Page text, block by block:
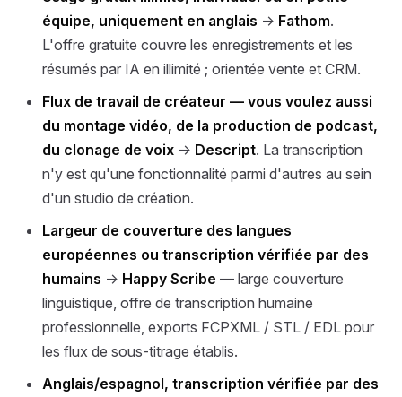
équipe, uniquement en anglais → Fathom.
L'offre gratuite couvre les enregistrements et les
résumés par IA en illimité ; orientée vente et CRM.
Flux de travail de créateur — vous voulez aussi
du montage vidéo, de la production de podcast,
du clonage de voix → Descript. La transcription
n'y est qu'une fonctionnalité parmi d'autres au sein
d'un studio de création.
Largeur de couverture des langues
européennes ou transcription vérifiée par des
humains → Happy Scribe — large couverture
linguistique, offre de transcription humaine
professionnelle, exports FCPXML / STL / EDL pour
les flux de sous-titrage établis.
Anglais/espagnol, transcription vérifiée par des